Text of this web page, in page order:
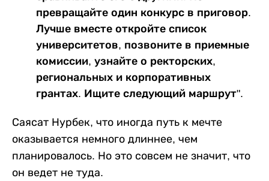
превращайте один конкурс в приговор.
Лучше вместе откройте список
университетов, позвоните в приемные
комиссии, узнайте о ректорских,
региональных и корпоративных
грантах. Ищите следующий маршрут".
Саясат Нурбек, что иногда путь к мечте
оказывается немного длиннее, чем
планировалось. Но это совсем не значит, что
он ведет не туда.